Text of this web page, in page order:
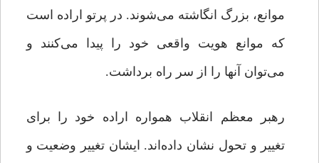
موانع، بزرگ انگاشته می‌شوند. در پرتو اراده است
که موانع هویت واقعی خود را پیدا می‌کنند و
می‌توان آنها را از سر راه برداشت.
رهبر معظم انقلاب همواره اراده خود را برای
تغییر و تحول نشان داده‌اند. ایشان تغییر وضعیت‌ و